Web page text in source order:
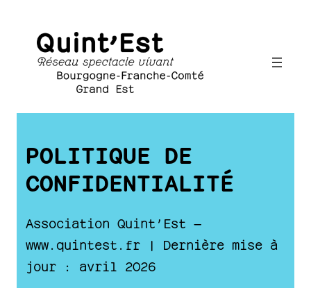
contenu
POLITIQUE DE
CONFIDENTIALITÉ
Association Quint’Est —
www.quintest.fr | Dernière mise à
jour : avril 2026